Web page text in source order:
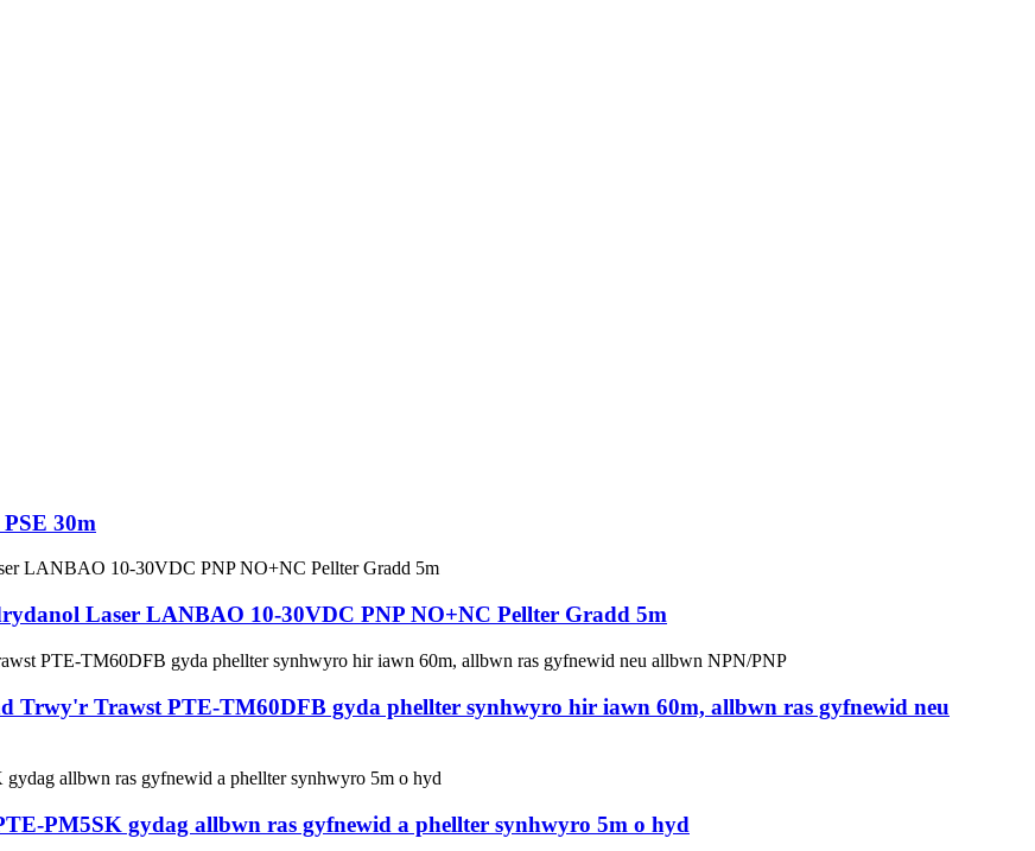
30m
Laser LANBAO 10-30VDC PNP NO+NC Pellter Gradd 5m
Trwy'r Trawst PTE-TM60DFB gyda phellter synhwyro hir iawn 60m, allbwn ras gyfnewid neu
PM5SK gydag allbwn ras gyfnewid a phellter synhwyro 5m o hyd